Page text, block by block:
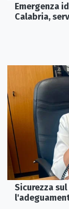
Emergenza
Calabria,
Sicurezza